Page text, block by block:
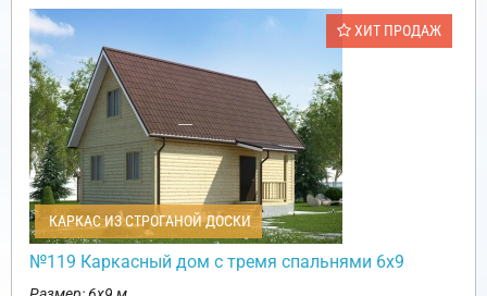
ХИТ ПРОДАЖ
КАРКАС ИЗ СТРОГАНОЙ ДОСКИ
№119 Каркасный дом с тремя спальнями 6х9